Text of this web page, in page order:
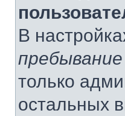
В
только
остальных